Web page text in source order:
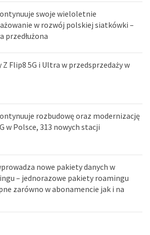
swoje wieloletnie
w rozwój polskiej siatkówki –
przedłużona
Z Flip8 5G i Ultra w przedsprzedaży w
rozbudowę oraz modernizację
w Polsce, 313 nowych stacji
nowe pakiety danych w
– jednorazowe pakiety roamingu
zarówno w abonamencie jak i na